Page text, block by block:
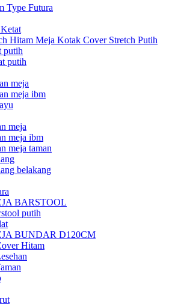
Type Futura
Hitam Meja Kotak Cover Stretch Putih
putih
putih
meja
meja ibm
meja
meja ibm
meja taman
belakang
BARSTOOL
putih
BUNDAR D120CM
Hitam